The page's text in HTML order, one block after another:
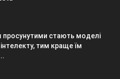
просунутими стають моделі
тим краще їм